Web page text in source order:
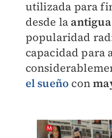
utilizada para
desde la
popularidad
capacidad para
el sueño con